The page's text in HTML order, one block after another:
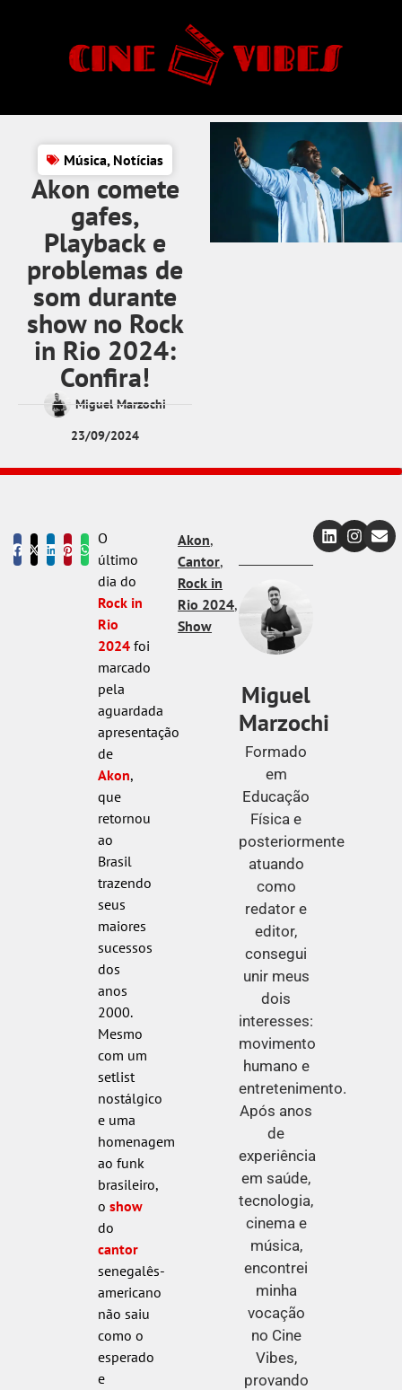
Música, Notícias
Akon comete
gafes,
Playback e
problemas de
som durante
show no Rock
in Rio 2024:
Confira!
Miguel Marzochi
23/09/2024
O
último
dia do
Rock in
Rio
2024foi
marcado
pela
aguardada
apresentação
de
Akon,
que
retornou
ao
Brasil
trazendo
seus
maiores
sucessos
dos
anos
2000.
Mesmo
com um
setlist
nostálgico
e uma
homenagem
ao funk
brasileiro,
o show
do
cantor
senegalês-
americano
não saiu
como o
esperado
e
Akon,
Cantor,
Rock in
Rio 2024,
Show
Miguel
Marzochi
Formado
em
Educação
Física e
posteriormente
atuando
como
redator e
editor,
consegui
unir meus
dois
interesses:
movimento
humano e
entretenimento.
Após anos
de
experiência
em saúde,
tecnologia,
cinema e
música,
encontrei
minha
vocação
no Cine
Vibes,
provando